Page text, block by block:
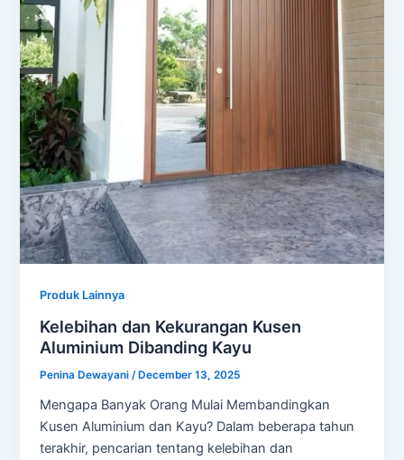
Produk Lainnya
Kelebihan dan Kekurangan Kusen
Aluminium Dibanding Kayu
Penina Dewayani /December 13, 2025
Mengapa Banyak Orang Mulai Membandingkan
Kusen Aluminium dan Kayu? Dalam beberapa tahun
terakhir, pencarian tentang kelebihan dan